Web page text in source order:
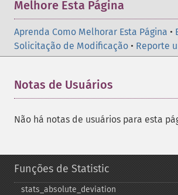
Melhore Esta Página
Aprenda Como Melhorar Esta Página •
Solicitação de Modificação • Reporte
Notas de Usuários
Não há notas de usuários para esta
Funções de Statistic
stats_​absolute_​deviation